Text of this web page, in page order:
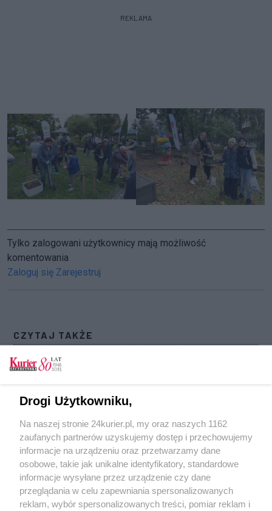
REKLAMA
Tylko zalogowani użytkownicy mają możliwość
komentowania
Zaloguj się Zarejestruj
CZYTAJ TAKŻE
Zapraszamy na krokusy. Tym razem na pl.
Jakuba Wujka
Krokusowa Rewolucja na Różance [GALERIA,
FILM]
Chcieć znaczy móc! Zapraszamy do zabawy –
głosuj na krokusy [GALERIA]
POGODA
Drogi Użytkowniku,
Na naszej stronie 24kurier.pl, my oraz naszych 1162
zaufanych partnerów uzyskujemy dostęp i przechowujemy
informacje na urządzeniu oraz przetwarzamy dane
osobowe, takie jak unikalne identyfikatory, standardowe
informacje wysyłane przez urządzenie czy dane
przeglądania w celu zapewniania spersonalizowanych
reklam, wybór spersonalizowanych treści, pomiar reklam i